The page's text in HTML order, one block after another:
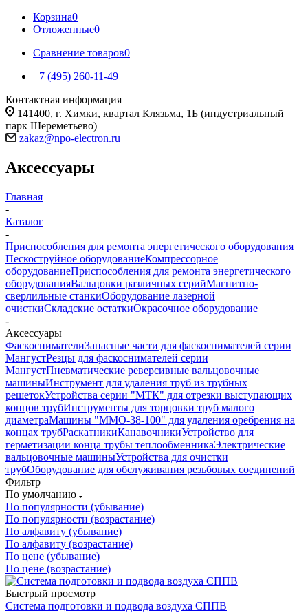
Корзина0
Отложенные0
Сравнение товаров0
+7 (495) 260-11-49
Контактная информация
141400, г. Химки, квартал Клязьма, 1Б (индустриальный
парк Шереметьево)
zakaz@npo-electron.ru
Аксессуары
Главная
-
Каталог
-
Приспособления для ремонта энергетического оборудования
Пескоструйное оборудованиеКомпрессорное
оборудованиеПриспособления для ремонта энергетического
оборудованияВальцовки различных серийМагнитно-
сверлильные станкиОборудование лазерной
очисткиСкладские остаткиОкрасочное оборудование
-
Аксессуары
ФаскоснимателиЗапасные части для фаскоснимателей серии
МангустРезцы для фаскоснимателей серии
МангустПневматические реверсивные вальцовочные
машиныИнструмент для удаления труб из трубных
решетокУстройства серии "МТК" для отрезки выступающих
концов трубИнструменты для торцовки труб малого
диаметраМашины "ММО-38-100" для удаления оребрения на
концах трубРаскатникиКанавочникиУстройство для
герметизации конца трубы теплообменникаЭлектрические
вальцовочные машиныУстройства для очистки
трубОборудование для обслуживания резьбовых соединений
Фильтр
По умолчанию
По популярности (убывание)
По популярности (возрастание)
По алфавиту (убывание)
По алфавиту (возрастание)
По цене (убывание)
По цене (возрастание)
Быстрый просмотр
Система подготовки и подвода воздуха СППВ